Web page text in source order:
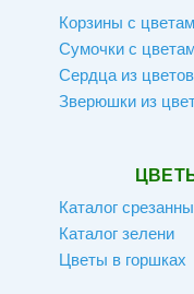
Корзины с
Сумочки с
Сердца из цветов
Зверюшки из
Каталог
Каталог зелени
Цветы в горшках